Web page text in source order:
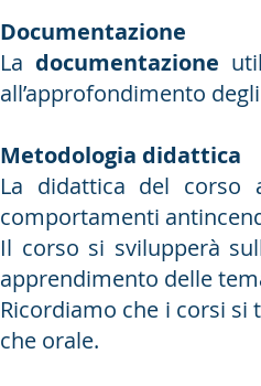
Documentazione
La documentazione
all’approfondimento
Metodologia didattica
La didattica del corso
comportamenti
Il corso si svilupperà
apprendimento delle
Ricordiamo che i corsi si
che orale.